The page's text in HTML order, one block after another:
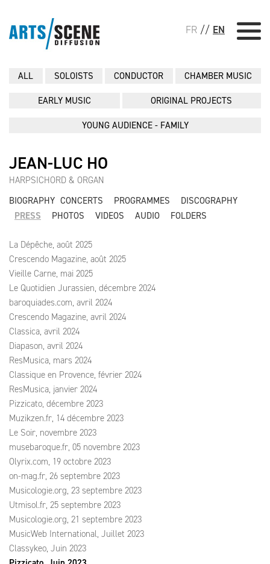
FR // EN
ALL SOLOISTS CONDUCTOR CHAMBER MUSIC
EARLY MUSIC ORIGINAL PROJECTS
YOUNG AUDIENCE - FAMILY
JEAN-LUC HO
HARPSICHORD & ORGAN
BIOGRAPHY CONCERTS PROGRAMMES
DISCOGRAPHY
PRESS
PHOTOS VIDEOS AUDIO FOLDERS
La Dépêche, août 2025
Crescendo Magazine, août 2025
Vieille Carne, mai 2025
Le Quotidien Jurassien, décembre 2024
baroquiades.com, avril 2024
Crescendo Magazine, avril 2024
Classica, avril 2024
Diapason, avril 2024
ResMusica, mars 2024
Classique en Provence, février 2024
ResMusica, janvier 2024
Pizzicato, décembre 2023
Muzikzen.fr, 14 décembre 2023
Le Soir, novembre 2023
musebaroque.fr, 05 novembre 2023
Olyrix.com, 19 octobre 2023
on-mag.fr, 26 septembre 2023
Musicologie.org, 23 septembre 2023
Utmisol.fr, 25 septembre 2023
Musicologie.org, 21 septembre 2023
MusicWeb International, Juillet 2023
Classykeo, Juin 2023